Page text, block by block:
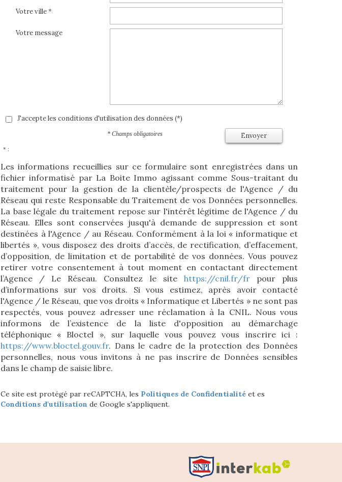
Votre ville *
Votre message
J'accepte les conditions d'utilisation des données (*)
Envoyer
* Champs obligatoires
* :
Les informations recueillies sur ce formulaire sont enregistrées dans un
fichier informatisé par La Boite Immo agissant comme Sous-traitant du
traitement pour la gestion de la clientèle/prospects de l'Agence / du
Réseau qui reste Responsable du Traitement de vos Données personnelles.
La base légale du traitement repose sur l'intérêt légitime de l'Agence / du
Réseau. Elles sont conservées jusqu'à demande de suppression et sont
destinées à l'Agence / au Réseau. Conformément à la loi « informatique et
libertés », vous disposez des droits d’accès, de rectification, d’effacement,
d’opposition, de limitation et de portabilité de vos données. Vous pouvez
retirer votre consentement à tout moment en contactant directement
l’Agence / Le Réseau. Consultez le site https://cnil.fr/frpour plus
d’informations sur vos droits. Si vous estimez, après avoir contacté
l'Agence / le Réseau, que vos droits « Informatique et Libertés » ne sont pas
respectés, vous pouvez adresser une réclamation à la CNIL. Nous vous
informons de l’existence de la liste d'opposition au démarchage
téléphonique « Bloctel », sur laquelle vous pouvez vous inscrire ici :
https://www.bloctel.gouv.fr. Dans le cadre de la protection des Données
personnelles, nous vous invitons à ne pas inscrire de Données sensibles
dans le champ de saisie libre.
Ce site est protégé par reCAPTCHA, les Politiques de Confidentialité et es
Conditions d'utilisation de Google s'appliquent.